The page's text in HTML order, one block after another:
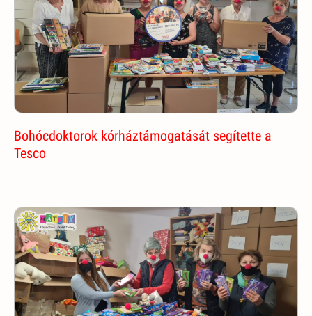
Bohócdoktorok kórháztámogatását segítette a
Tesco